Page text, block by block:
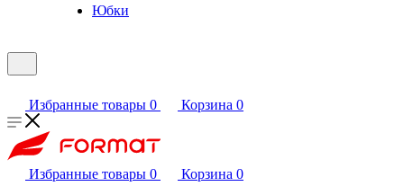
Юбки
Избранные товары 0 Корзина 0
Избранные товары 0 Корзина 0